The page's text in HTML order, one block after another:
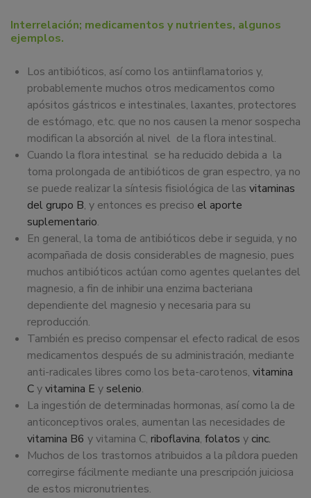
Interrelación; medicamentos y nutrientes, algunos
ejemplos.
Los antibióticos, así como los antiinflamatorios y,
probablemente muchos otros medicamentos como
apósitos gástricos e intestinales, laxantes, protectores
de estómago, etc. que no nos causen la menor sospecha
modifican la absorción al nivel de la flora intestinal.
Cuando la flora intestinal se ha reducido debida a la
toma prolongada de antibióticos de gran espectro, ya no
se puede realizar la síntesis fisiológica de las vitaminas
del grupo B, y entonces es preciso el aporte
suplementario.
En general, la toma de antibióticos debe ir seguida, y no
acompañada de dosis considerables de magnesio, pues
muchos antibióticos actúan como agentes quelantes del
magnesio, a fin de inhibir una enzima bacteriana
dependiente del magnesio y necesaria para su
reproducción.
También es preciso compensar el efecto radical de esos
medicamentos después de su administración, mediante
anti-radicales libres como los beta-carotenos, vitamina
Cyvitamina E yselenio.
La ingestión de determinadas hormonas, así como la de
anticonceptivos orales, aumentan las necesidades de
vitamina B6 y vitamina C, riboflavina, folatos y cinc.
Muchos de los trastornos atribuidos a la píldora pueden
corregirse fácilmente mediante una prescripción juiciosa
de estos micronutrientes.